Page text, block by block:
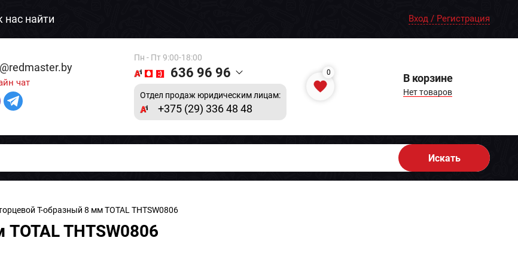
нас найти Вход / Регистрация
чат
Пн - Пт 9:00-18:00
636 96 96
Отдел продаж юридическим лицам:
+375 (29) 336 48 48
0 В корзине
Нет товаров
Искать
Т-образный 8 мм TOTAL THTSW0806
THTSW0806